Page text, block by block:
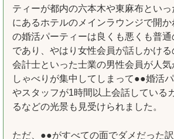
ティーが都内の六本木や東麻布とい
にあるホテルのメインラウンジで開
の婚活パーティーは良くも悪くも普
であり、やはり女性会員が話しかけ
会計士といった士業の男性会員が人
しゃべりが集中してしまって●●婚活
やスタッフが1時間以上会話している
るなどの光景も見受けられました。
ただ、●●がすべての面でダメだった